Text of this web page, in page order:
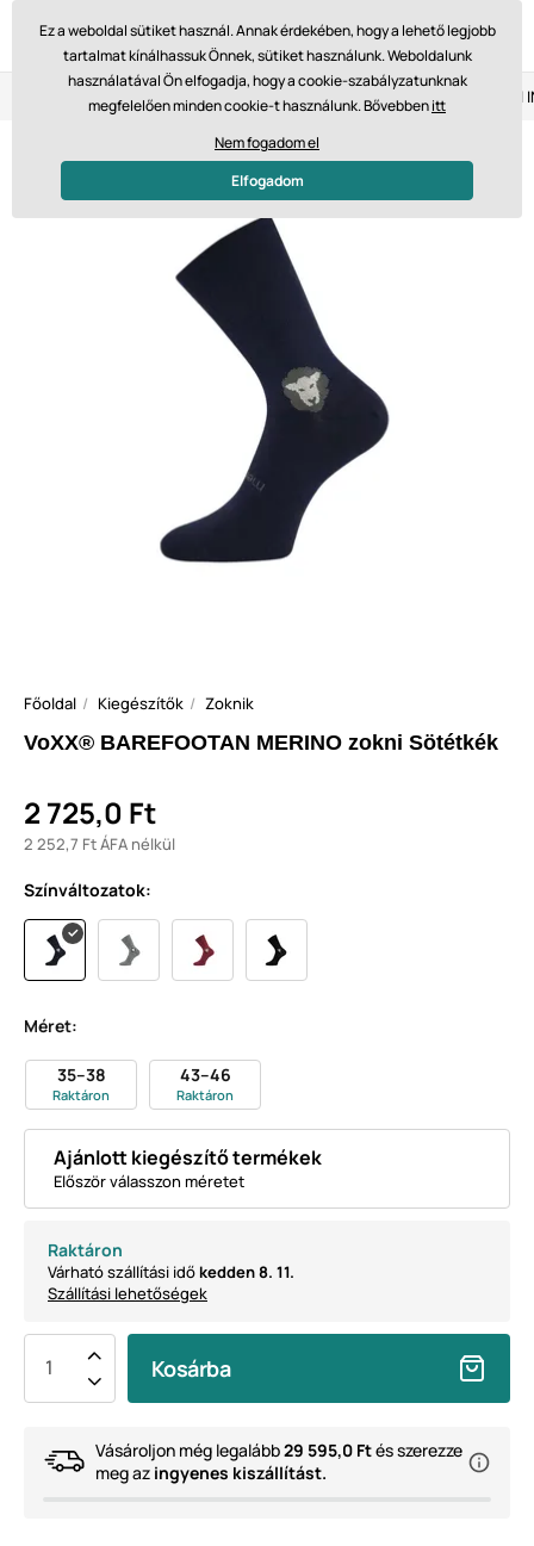
Visszaküldés 14 napon belül Gyors szállítás 61 475 Ft-tól
Főoldal Kiegészítők Zoknik
VoXX® BAREFOOTAN MERINO zokni Sötétkék
2 725,0 Ft
2 252,7 Ft ÁFA nélkül
Színváltozatok:
Méret:
35–38
Raktáron
43–46
Raktáron
Ajánlott kiegészítő termékek
Először válasszon méretet
Raktáron
Várható szállítási időkedden 8. 11.
Szállítási lehetőségek
Kosárba
Vásároljon még legalább29 595,0 Ftés szerezze
meg az ingyenes kiszállítást.
Ez a weboldal sütiket használ. Annak érdekében, hogy a lehető legjobb
tartalmat kínálhassuk Önnek, sütiket használunk. Weboldalunk
használatával Ön elfogadja, hogy a cookie-szabályzatunknak
megfelelően minden cookie-t használunk. Bővebbenitt
Nem fogadom el
Elfogadom